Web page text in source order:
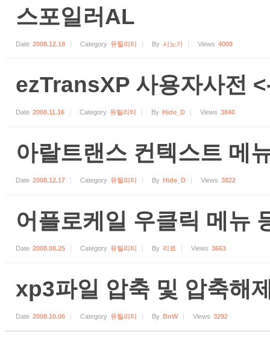
스포일러AL
Date 2008.12.18 Category 유틸리티 By 시노기 Views 4009
ezTransXP 사용자사전
Date 2008.11.16 Category 유틸리티 By Hide_D Views 3840
아랄트랜스 컨텍스트 메
Date 2008.12.17 Category 유틸리티 By Hide_D Views 3822
어플로케일 우클릭 메뉴
Date 2008.08.25 Category 유틸리티 By 리르 Views 3663
xp3파일 압축 및 압축해
Date 2008.10.06 Category 유틸리티 By BnW Views 3292